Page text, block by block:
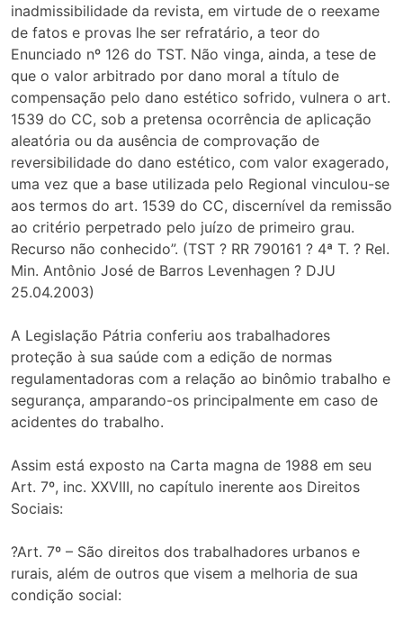
inadmissibilidade da revista, em virtude de o reexame
de fatos e provas lhe ser refratário, a teor do
Enunciado nº 126 do TST. Não vinga, ainda, a tese de
que o valor arbitrado por dano moral a título de
compensação pelo dano estético sofrido, vulnera o art.
1539 do CC, sob a pretensa ocorrência de aplicação
aleatória ou da ausência de comprovação de
reversibilidade do dano estético, com valor exagerado,
uma vez que a base utilizada pelo Regional vinculou-se
aos termos do art. 1539 do CC, discernível da remissão
ao critério perpetrado pelo juízo de primeiro grau.
Recurso não conhecido”. (TST ? RR 790161 ? 4ª T. ? Rel.
Min. Antônio José de Barros Levenhagen ? DJU
25.04.2003)
A Legislação Pátria conferiu aos trabalhadores
proteção à sua saúde com a edição de normas
regulamentadoras com a relação ao binômio trabalho e
segurança, amparando-os principalmente em caso de
acidentes do trabalho.
Assim está exposto na Carta magna de 1988 em seu
Art. 7º, inc. XXVIII, no capítulo inerente aos Direitos
Sociais:
?Art. 7º – São direitos dos trabalhadores urbanos e
rurais, além de outros que visem a melhoria de sua
condição social: